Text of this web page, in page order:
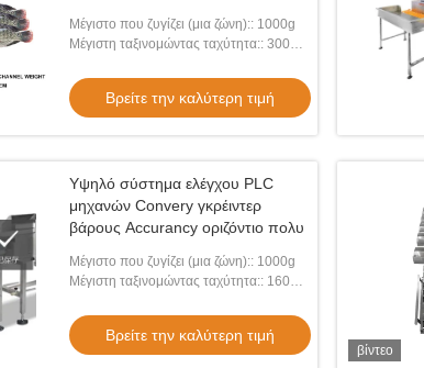
Μέγιστο που ζυγίζει (μια ζώνη):: 1000g
Μέγιστη ταξινομώντας ταχύτητα:: 300
Βρείτε την καλύτερη τιμή
Υψηλό σύστημα ελέγχου PLC
μηχανών Convery γκρέιντερ
βάρους Accurancy οριζόντιο πολυ
Μέγιστο που ζυγίζει (μια ζώνη):: 1000g
Μέγιστη ταξινομώντας ταχύτητα:: 160
Βρείτε την καλύτερη τιμή
βίντεο